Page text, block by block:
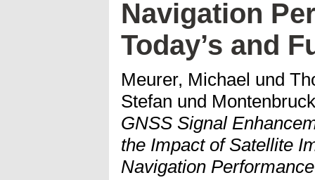
Navigation
Today’s and
Meurer, Michael und
Stefan und
GNSS Signal
the Impact of Satellite
Navigation